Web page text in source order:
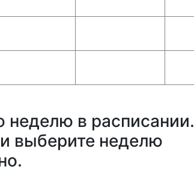
неделю в расписании.
выберите неделю